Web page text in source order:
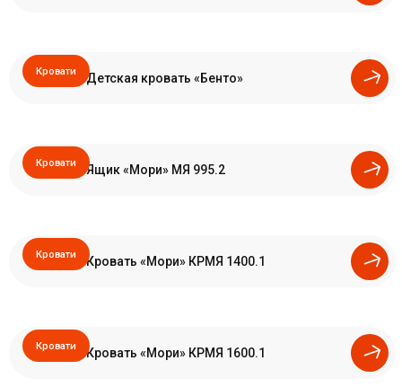
Кровати Детская кровать «Бенто»
Кровати Ящик «Мори» МЯ 995.2
Кровати Кровать «Мори» КРМЯ 1400.1
Кровати Кровать «Мори» КРМЯ 1600.1